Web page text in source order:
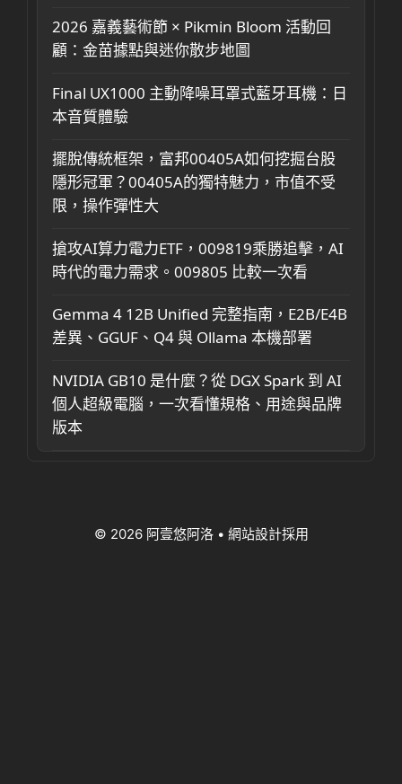
2026 嘉義藝術節 × Pikmin Bloom 活動回
顧：金苗據點與迷你散步地圖
Final UX1000 主動降噪耳罩式藍牙耳機：日
本音質體驗
擺脫傳統框架，富邦00405A如何挖掘台股
隱形冠軍？00405A的獨特魅力，市值不受
限，操作彈性大
搶攻AI算力電力ETF，009819乘勝追擊，AI
時代的電力需求。009805 比較一次看
Gemma 4 12B Unified 完整指南，E2B/E4B
差異、GGUF、Q4 與 Ollama 本機部署
NVIDIA GB10 是什麼？從 DGX Spark 到 AI
個人超級電腦，一次看懂規格、用途與品牌
版本
© 2026 阿壹悠阿洛• 網站設計採用